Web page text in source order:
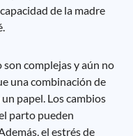
de la madre
son complejas y aún no
una combinación de
papel. Los cambios
parto pueden
el estrés de